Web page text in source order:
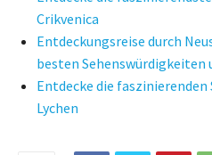
Crikvenica
Entdeckungsreise durch
besten
Entdecke die
Lychen